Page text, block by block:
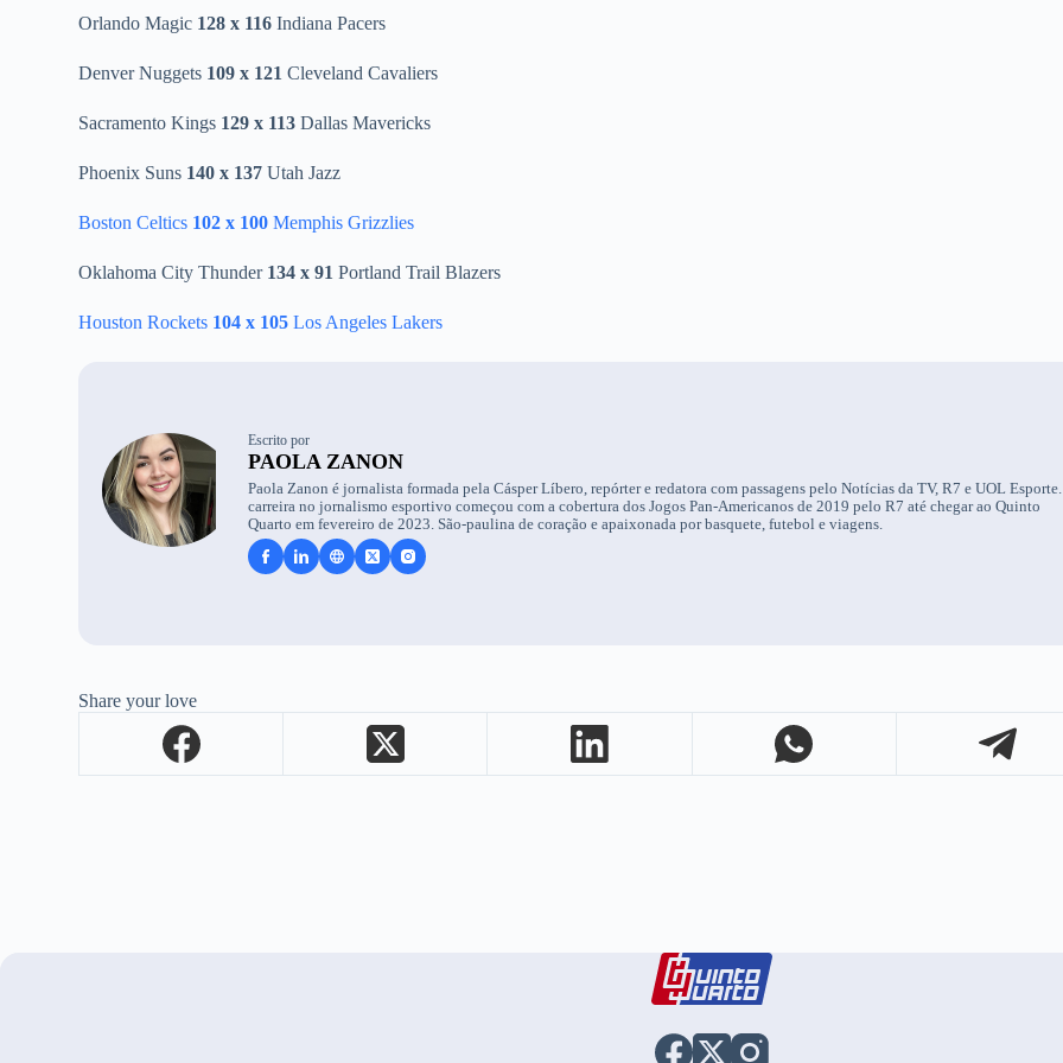
Orlando Magic 128 x 116 Indiana Pacers
Denver Nuggets 109 x 121 Cleveland Cavaliers
Sacramento Kings 129 x 113 Dallas Mavericks
Phoenix Suns 140 x 137 Utah Jazz
Boston Celtics 102 x 100 Memphis Grizzlies
Oklahoma City Thunder 134 x 91 Portland Trail Blazers
Houston Rockets 104 x 105 Los Angeles Lakers
Escrito por
PAOLA ZANON
Paola Zanon é jornalista formada pela Cásper Líbero, repórter e redatora com passagens pelo Notícias da TV, R7 e UOL
carreira no jornalismo esportivo começou com a cobertura dos Jogos Pan-Americanos de 2019 pelo R7 até chegar ao Quinto
Quarto em fevereiro de 2023. São-paulina de coração e apaixonada por basquete, futebol e viagens.
Share your love